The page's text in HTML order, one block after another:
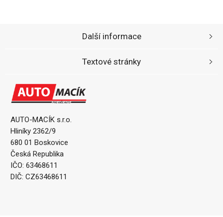
AUTO-MACÍK s.r.o.
Hliníky 2362/9
680 01 Boskovice
Česká Republika
IČO: 63468611
DIČ: CZ63468611
Další informace
Textové stránky